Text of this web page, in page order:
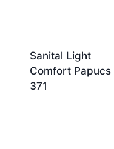
Sanital Light
Comfort Papucs
371